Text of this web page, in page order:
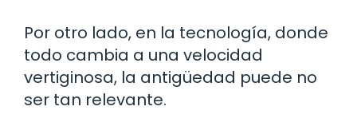
Por otro lado, en la tecnología, donde
todo cambia a una velocidad
vertiginosa, la antigüedad puede no
ser tan relevante.